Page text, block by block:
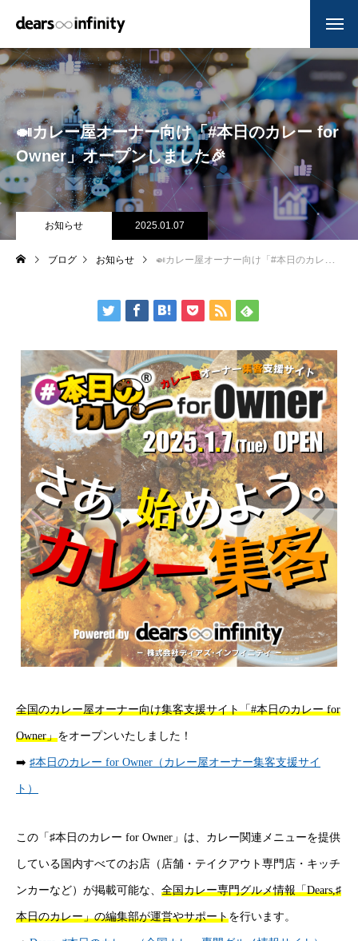
🍛カレー屋オーナー向け「#本日のカレー for
Owner」オープンしました🎉
お知らせ 2025.01.07
ブログ お知らせ 🍛カレー屋オーナー向け「#本日のカレー for Owner」オープンしました🎉
全国のカレー屋オーナー向け集客支援サイト「#本日のカレー for
Owner」をオープンいたしました！
➡️ ♯本日のカレー for Owner（カレー屋オーナー集客支援サイ
ト）
この「♯本日のカレー for Owner」は、カレー関連メニューを提供
している国内すべてのお店（店舗・テイクアウト専門店・キッチ
ンカーなど）が掲載可能な、 全国カレー専門グルメ情報「Dears,♯
本日のカレー」の編集部が運営やサポートを行います。